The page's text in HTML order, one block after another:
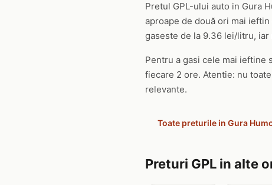
Pretul GPL-ului auto in Gura
aproape de două ori mai
gaseste de la 9.36 lei/litru,
Pentru a gasi cele mai ieftine
fiecare 2 ore. Atentie: nu
relevante.
Toate preturile in Gura
Preturi GPL in alte